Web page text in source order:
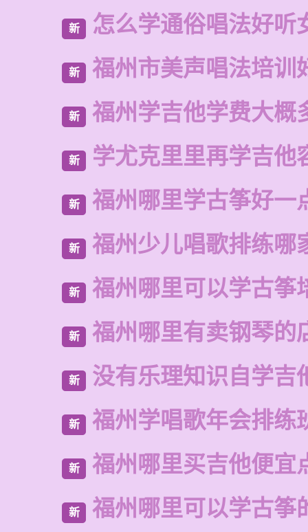
新 怎么学通俗唱法好听
新 福州市美声唱法培训
新 福州学吉他学费大概
新 学尤克里里再学吉他
新 福州哪里学古筝好一
新 福州少儿唱歌排练哪
新 福州哪里可以学古筝
新 福州哪里有卖钢琴的
新 没有乐理知识自学吉
新 福州学唱歌年会排练
新 福州哪里买吉他便宜
新 福州哪里可以学古筝